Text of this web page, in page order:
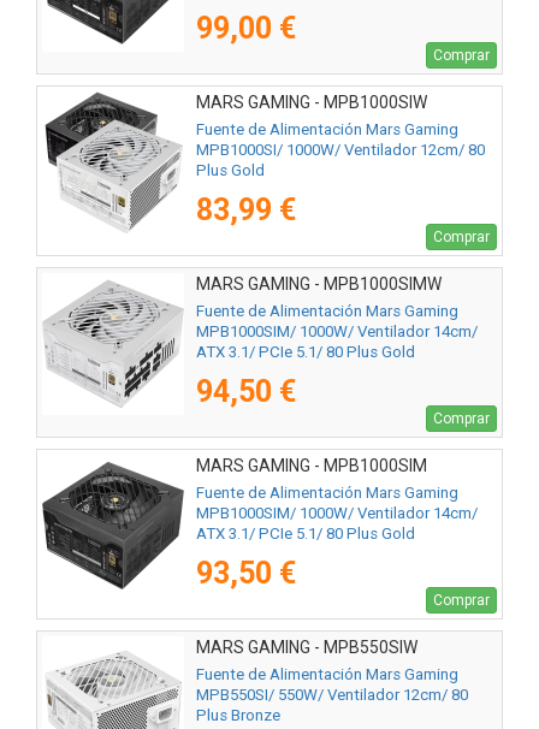
99,00 €
Comprar
MARS GAMING - MPB1000SIW
Fuente de Alimentación Mars Gaming
MPB1000SI/ 1000W/ Ventilador 12cm/ 80
Plus Gold
83,99 €
Comprar
MARS GAMING - MPB1000SIMW
Fuente de Alimentación Mars Gaming
MPB1000SIM/ 1000W/ Ventilador 14cm/
ATX 3.1/ PCIe 5.1/ 80 Plus Gold
94,50 €
Comprar
MARS GAMING - MPB1000SIM
Fuente de Alimentación Mars Gaming
MPB1000SIM/ 1000W/ Ventilador 14cm/
ATX 3.1/ PCIe 5.1/ 80 Plus Gold
93,50 €
Comprar
MARS GAMING - MPB550SIW
Fuente de Alimentación Mars Gaming
MPB550SI/ 550W/ Ventilador 12cm/ 80
Plus Bronze